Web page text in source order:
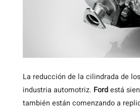
La reducción de la cilindrada de
industria automotriz. Fordestá
también están comenzando a